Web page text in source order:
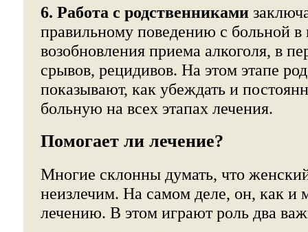
6. Работа с родственниками
правильному поведению с больной в
возобновления приема алкоголя, в
срывов, рецидивов. На этом этапе
показывают, как убеждать и
больную на всех этапах лечения.
Помогает ли лечение?
Многие склонны думать, что
неизлечим. На самом деле, он, как и
лечению. В этом играют роль два